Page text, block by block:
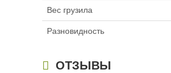
Вес грузила
Разновидность
ОТЗЫВЫ